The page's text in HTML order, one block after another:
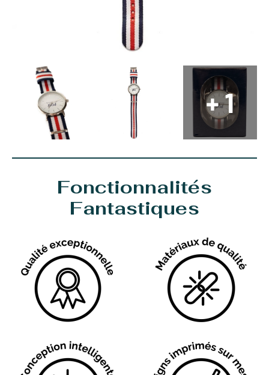
+ 1
Fonctionnalités
Fantastiques